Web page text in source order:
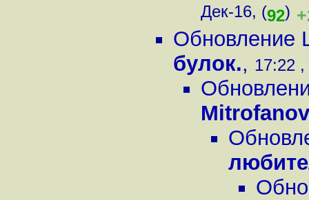
Дек-16, (92)
Обновление
булок., 17:22
Mitrofanov